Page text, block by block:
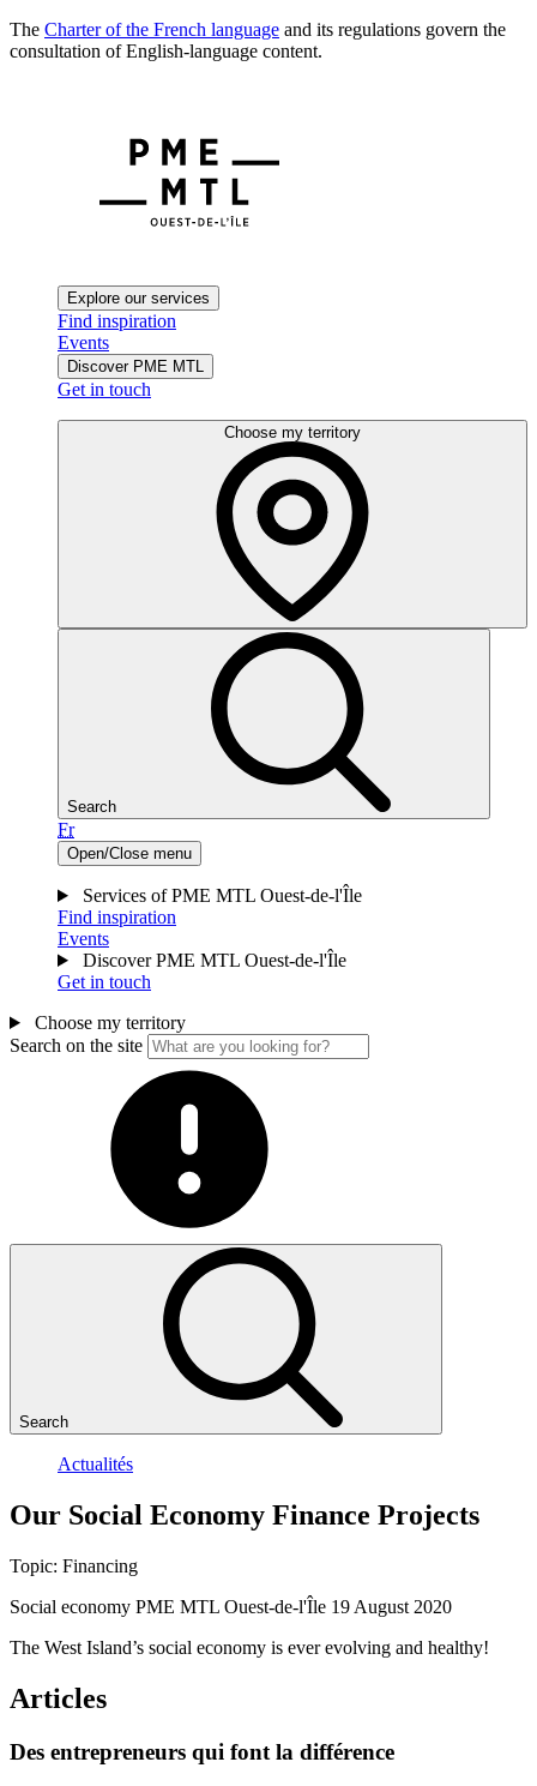
The Charter of the French language and its regulations govern the
consultation of English-language content.
Explore our services
Find inspiration
Events
Discover PME MTL
Get in touch
Choose my territory
Search
Fr
Open/Close menu
Services of PME MTL Ouest-de-l'Île
Find inspiration
Events
Discover PME MTL Ouest-de-l'Île
Get in touch
Choose my territory
Search on the site
Search
Actualités
Our Social Economy Finance Projects
Topic: Financing
Social economy PME MTL Ouest-de-l'Île 19 August 2020
The West Island’s social economy is ever evolving and healthy!
Articles
Des entrepreneurs qui font la différence